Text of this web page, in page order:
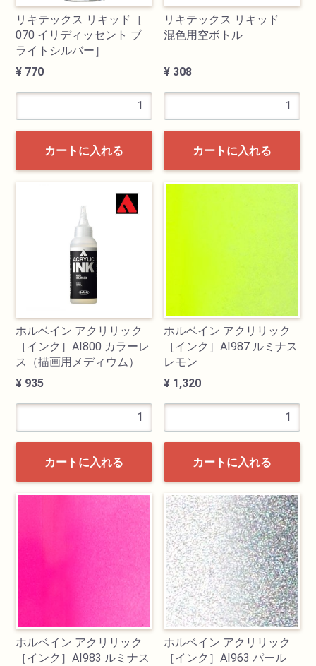
リキテックス リキッド［
070 イリディッセント ブ
ライトシルバー］
¥ 770
カートに入れる
リキテックス リキッド
混色用空ボトル
¥ 308
カートに入れる
ホルベイン アクリリック
［インク］AI800 カラーレ
ス（描画用メディウム）
¥ 935
カートに入れる
ホルベイン アクリリック
［インク］AI987 ルミナス
レモン
¥ 1,320
カートに入れる
ホルベイン アクリリック
［インク］AI983 ルミナス
ホルベイン アクリリック
［インク］AI963 パール